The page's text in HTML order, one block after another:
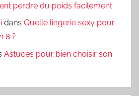
perdre du poids facilement
dans Quelle lingerie sexy pour
8 ?
Astuces pour bien choisir son